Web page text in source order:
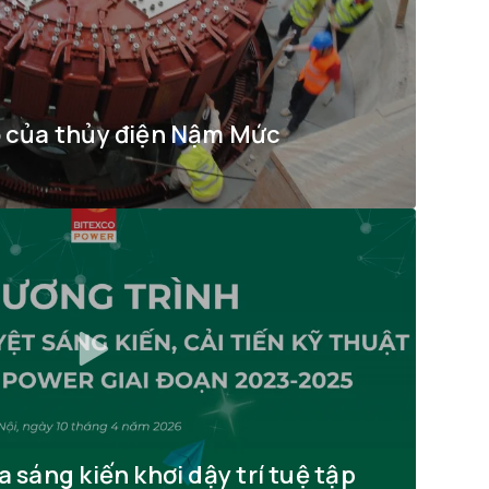
thủy điện Nậm Mức
sáng kiến khơi dậy trí tuệ tập